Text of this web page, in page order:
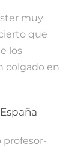
muy
que
los
colgado en
España
profesor-